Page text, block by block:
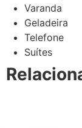
Varanda
Geladeira
Telefone
Suítes